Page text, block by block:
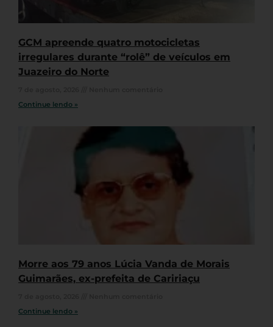
GCM apreende quatro motocicletas
irregulares durante “rolê” de veículos em
Juazeiro do Norte
Continue lendo »
Morre aos 79 anos Lúcia Vanda de Morais
Guimarães, ex-prefeita de Caririaçu
Continue lendo »